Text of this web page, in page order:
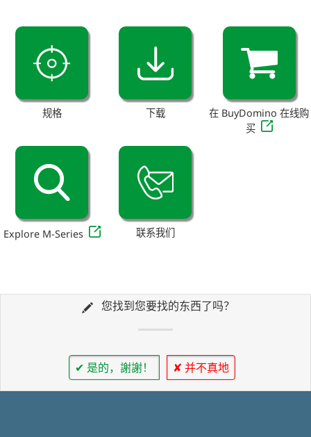
规格 下载
在 BuyDomino 在线购
买
Explore M-Series 联系我们
您找到您要找的东西了吗？
✔ 是的，謝謝！ ✘ 并不真地